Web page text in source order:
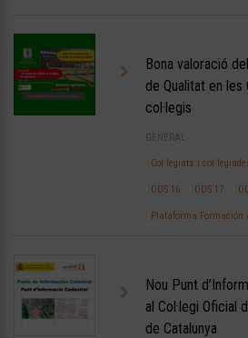
Bona valoració
de Qualitat en
col·legis
GENERAL
Col·legiats i
ODS 16 ODS 17
Plataforma Formación
Nou Punt
al Col·legi Oficial
de Catalunya